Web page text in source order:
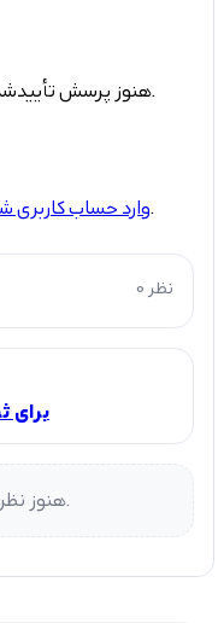
هنوز پرسش تأییدشده‌ای برای این محصول ثبت نشده است.
وارد حساب کاربریتا بتوانید پرسش یا پاسخ ثبت کنید.
0 نظر
برای
هنوز نظری برای این محصول ثبت نشده است.